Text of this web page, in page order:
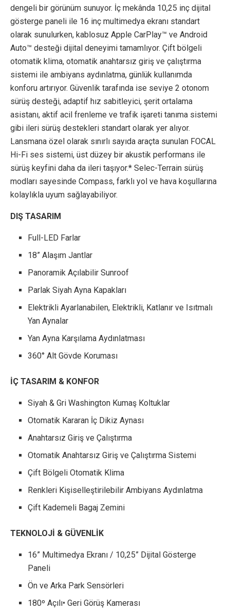
dengeli bir görünüm sunuyor. İç mekânda 10,25 inç dijital
gösterge paneli ile 16 inç multimedya ekranı standart
olarak sunulurken, kablosuz Apple CarPlay™ ve Android
Auto™ desteği dijital deneyimi tamamlıyor. Çift bölgeli
otomatik klima, otomatik anahtarsız giriş ve çalıştırma
sistemi ile ambiyans aydınlatma, günlük kullanımda
konforu artırıyor. Güvenlik tarafında ise seviye 2 otonom
sürüş desteği, adaptif hız sabitleyici, şerit ortalama
asistanı, aktif acil frenleme ve trafik işareti tanıma sistemi
gibi ileri sürüş destekleri standart olarak yer alıyor.
Lansmana özel olarak sınırlı sayıda araçta sunulan FOCAL
Hi-Fi ses sistemi, üst düzey bir akustik performans ile
sürüş keyfini daha da ileri taşıyor.* Selec-Terrain sürüş
modları sayesinde Compass, farklı yol ve hava koşullarına
kolaylıkla uyum sağlayabiliyor.
DIŞ TASARIM
Full-LED Farlar
18” Alaşım Jantlar
Panoramik Açılabilir Sunroof
Parlak Siyah Ayna Kapakları
Elektrikli Ayarlanabilen, Elektrikli, Katlanır ve Isıtmalı
Yan Aynalar
Yan Ayna Karşılama Aydınlatması
360° Alt Gövde Koruması
İÇ TASARIM & KONFOR
Siyah & Gri Washington Kumaş Koltuklar
Otomatik Kararan İç Dikiz Aynası
Anahtarsız Giriş ve Çalıştırma
Otomatik Anahtarsız Giriş ve Çalıştırma Sistemi
Çift Bölgeli Otomatik Klima
Renkleri Kişiselleştirilebilir Ambiyans Aydınlatma
Çift Kademeli Bagaj Zemini
TEKNOLOJİ & GÜVENLİK
16” Multimedya Ekranı / 10,25” Dijital Gösterge
Paneli
Ön ve Arka Park Sensörleri
180º Açılı• Geri Görüş Kamerası